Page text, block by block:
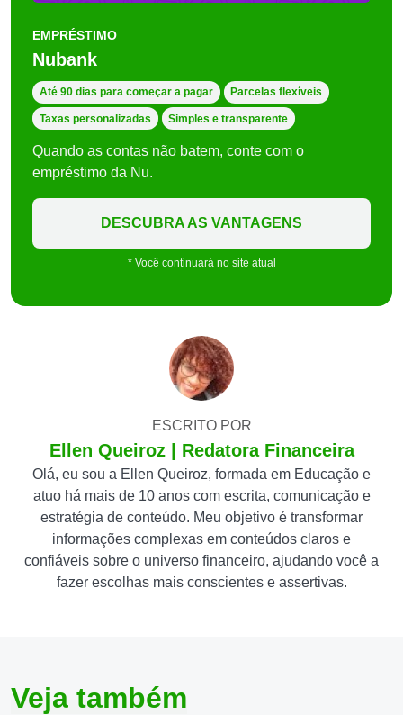
EMPRÉSTIMO
Nubank
Até 90 dias para começar a pagar Parcelas flexíveis
Taxas personalizadas Simples e transparente
Quando as contas não batem, conte com o
empréstimo da Nu.
DESCUBRA AS VANTAGENS
* Você continuará no site atual
ESCRITO POR
Ellen Queiroz | Redatora Financeira
Olá, eu sou a Ellen Queiroz, formada em Educação e
atuo há mais de 10 anos com escrita, comunicação e
estratégia de conteúdo. Meu objetivo é transformar
informações complexas em conteúdos claros e
confiáveis sobre o universo financeiro, ajudando você a
fazer escolhas mais conscientes e assertivas.
Veja também